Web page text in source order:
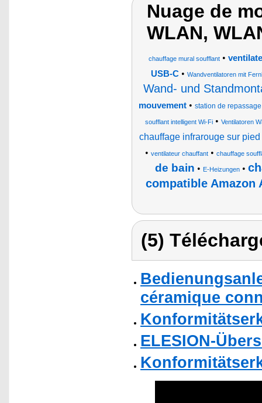
Nuage de
WLAN,
chauffage mural soufflant•
USB-C • Wandventilatoren mit
Wand- und
mouvement• station de
soufflant intelligent Wi-Fi • Ventilatoren
chauffage infrarouge sur
• ventilateur chauffant • chauffage
de bain • E-Heizungen •
compatible Amazon
(5)
céramique
ELESION-